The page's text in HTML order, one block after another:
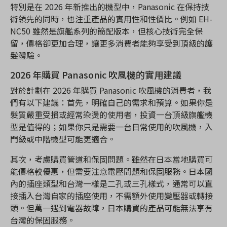
特別是在 2026 年新推出的機型中，Panasonic 在保持技
術領先的同時，也注重產品的實用性和性價比。例如 EH-
NC50 雖然是旗艦系列的簡配版本，但核心技術完全保
留，價格卻更加合理，讓更多消費者能夠享受到頂級的護
髮體驗。
2026 年購買 Panasonic 吹風機的實用建議
對於計劃在 2026 年購買 Panasonic 吹風機的消費者，我
們有以下建議：首先，明確自己的需求和預算。如果你是
髮質嚴重受損或經常染燙的使用者，投資一台頂級旗艦機
型是值得的；如果你只是需要一台日常使用的吹風機，入
門級或中階機型可能更適合。
其次，考慮購買管道和保固問題。雖然在日本當地購買可
能價格較優惠，但需要注意電壓問題和保固服務。日本國
內的插座類型和台灣一樣是二孔或三孔樣式，通常可以直
接插入台灣自家的插座使用，不需額外使用變壓器或轉接
頭。但萬一遇到電器故障，日本購買的產品可能無法享有
台灣的保固服務。